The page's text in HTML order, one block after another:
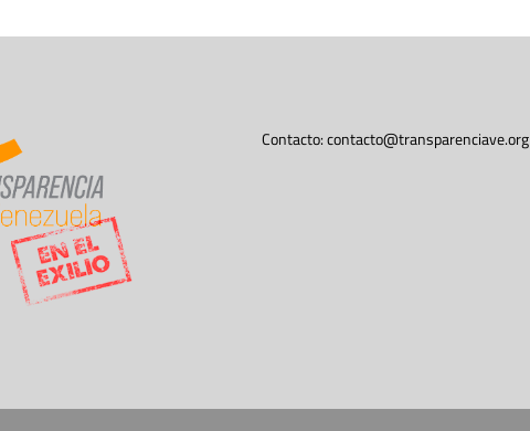
Contacto:contacto@transparenciave.org